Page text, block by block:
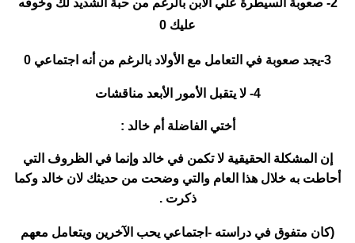
عليك 0
3-يجد صعوبة في التعامل مع الأولاد بالرغم من أنه اجتماعي 0
4- لا يتقبل الأمور الأبعد مناقشات
أختي الفاضلة أم خالد :
إن المشكلة الحقيقية لا تكمن في خالد وإنما في الظروف التي
أحاطت به خلال هذا العام والتي وضحت من حديثك لان خالد وكما
ذكرت .
(كان متفوق في دراسته -اجتماعي يحب الآخرين ويتعامل معهم